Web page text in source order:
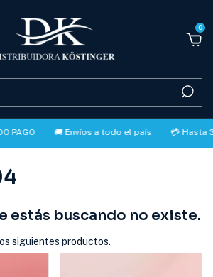
0
🚚 Envíos a todo el país 💳 Hasta 3
estás buscando no existe.
siguientes productos.